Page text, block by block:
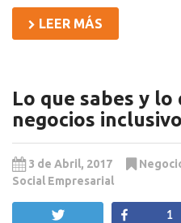
LEER MÁS
Lo que sabes y
negocios
3 de Abril, 2017
Social Empresarial
1